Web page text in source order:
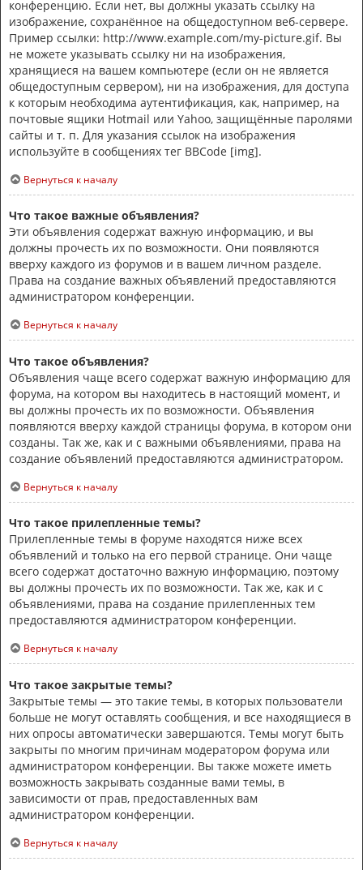
конференцию. Если нет, вы должны указать ссылку на
изображение, сохранённое на общедоступном веб-сервере.
Пример ссылки: http://www.example.com/my-picture.gif. Вы
не можете указывать ссылку ни на изображения,
хранящиеся на вашем компьютере (если он не является
общедоступным сервером), ни на изображения, для доступа
к которым необходима аутентификация, как, например, на
почтовые ящики Hotmail или Yahoo, защищённые паролями
сайты и т. п. Для указания ссылок на изображения
используйте в сообщениях тег BBCode [img].
Вернуться к началу
Что такое важные объявления?
Эти объявления содержат важную информацию, и вы
должны прочесть их по возможности. Они появляются
вверху каждого из форумов и в вашем личном разделе.
Права на создание важных объявлений предоставляются
администратором конференции.
Вернуться к началу
Что такое объявления?
Объявления чаще всего содержат важную информацию для
форума, на котором вы находитесь в настоящий момент, и
вы должны прочесть их по возможности. Объявления
появляются вверху каждой страницы форума, в котором они
созданы. Так же, как и с важными объявлениями, права на
создание объявлений предоставляются администратором.
Вернуться к началу
Что такое прилепленные темы?
Прилепленные темы в форуме находятся ниже всех
объявлений и только на его первой странице. Они чаще
всего содержат достаточно важную информацию, поэтому
вы должны прочесть их по возможности. Так же, как и с
объявлениями, права на создание прилепленных тем
предоставляются администратором конференции.
Вернуться к началу
Что такое закрытые темы?
Закрытые темы — это такие темы, в которых пользователи
больше не могут оставлять сообщения, и все находящиеся в
них опросы автоматически завершаются. Темы могут быть
закрыты по многим причинам модератором форума или
администратором конференции. Вы также можете иметь
возможность закрывать созданные вами темы, в
зависимости от прав, предоставленных вам
администратором конференции.
Вернуться к началу